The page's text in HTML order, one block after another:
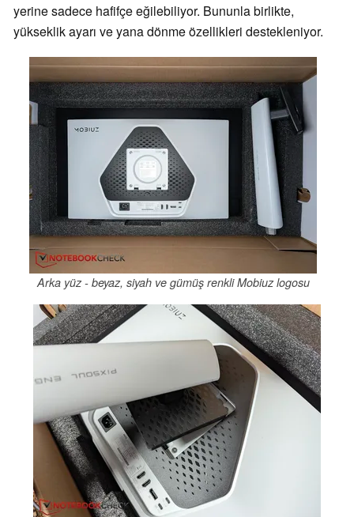
yerine sadece hafifçe eğilebiliyor. Bununla birlikte,
yükseklik ayarı ve yana dönme özellikleri destekleniyor.
Arka yüz - beyaz, siyah ve gümüş renkli Mobiuz logosu